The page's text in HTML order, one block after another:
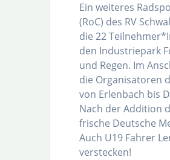
Ein weiteres
(RoC) des RV
die 22
den Industriepark
und Regen. Im
die Organisatoren
von Erlenbach bis
Nach der Addition
frische Deutsche
Auch U19 Fahrer
verstecken!